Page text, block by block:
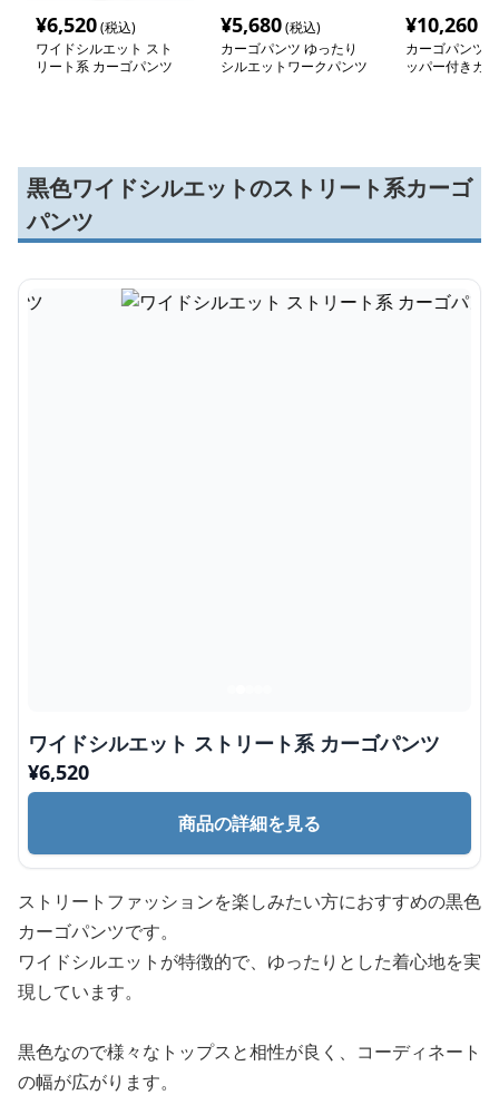
¥6,520(税込)
ワイドシルエット スト
リート系 カーゴパンツ
¥5,680(税込)
カーゴパンツ ゆったり
シルエットワークパンツ
¥10,260
カーゴパンツ
ッパー付きカ
黒色ワイドシルエットのストリート系カーゴ
パンツ
ワイドシルエット ストリート系 カーゴパンツ
¥6,520
商品の詳細を見る
ストリートファッションを楽しみたい方におすすめの黒色
カーゴパンツです。
ワイドシルエットが特徴的で、ゆったりとした着心地を実
現しています。
黒色なので様々なトップスと相性が良く、コーディネート
の幅が広がります。